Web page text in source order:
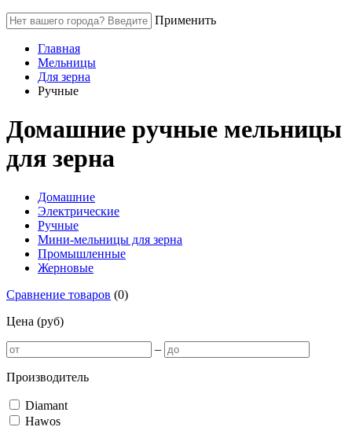
Применить
Главная
Мельницы
Для зерна
Ручные
Домашние ручные мельницы
для зерна
Домашние
Электрические
Ручные
Мини-мельницы для зерна
Промышленные
Жерновые
Сравнение товаров (0)
Цена (руб)
–
Производитель
Diamant
Hawos